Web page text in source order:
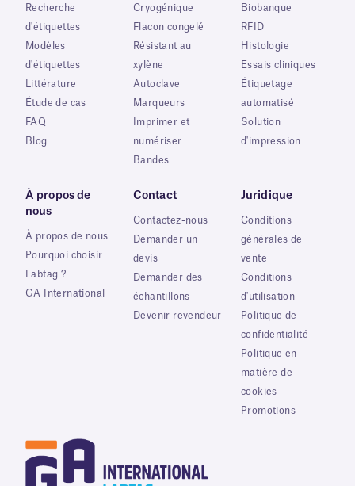
Recherche
d'étiquettes
Modèles
d'étiquettes
Littérature
Étude de cas
FAQ
Blog
Cryogénique
Flacon congelé
Résistant au
xylène
Autoclave
Marqueurs
Imprimer et
numériser
Bandes
Biobanque
RFID
Histologie
Essais cliniques
Étiquetage
automatisé
Solution
d'impression
À propos de
nous
À propos de nous
Pourquoi choisir
Labtag ?
GA International
Contact
Contactez-nous
Demander un
devis
Demander des
échantillons
Devenir revendeur
Juridique
Conditions
générales de
vente
Conditions
d'utilisation
Politique de
confidentialité
Politique en
matière de
cookies
Promotions